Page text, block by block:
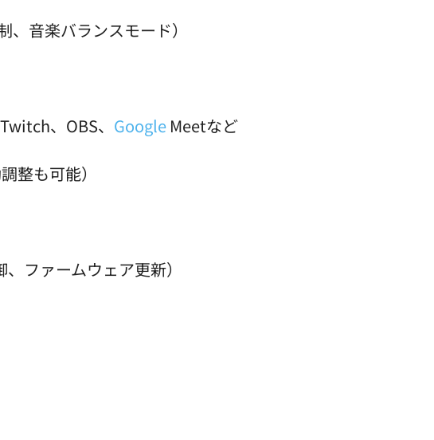
音楽バランスモード）
、OBS、 Google Meetなど
整も可能）
ファームウェア更新）